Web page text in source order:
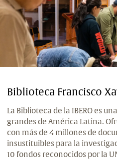
Biblioteca Francisco
La Biblioteca de la IBERO es
grandes de América Latina.
con más de 4 millones de
insustituibles para la
10 fondos reconocidos por la